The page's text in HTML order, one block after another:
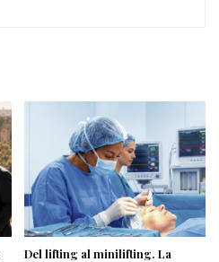
Del lifting al minilifting. La